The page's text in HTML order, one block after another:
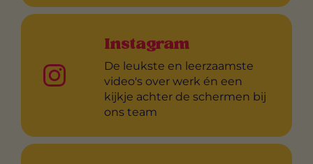
Instagram
De leukste en leerzaamste
video's over werk én een
kijkje achter de schermen bij
ons team